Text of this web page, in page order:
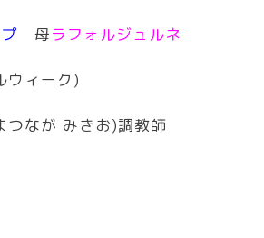
母ラフォルジュルネ
ィーク)
つなが みきお)調教師